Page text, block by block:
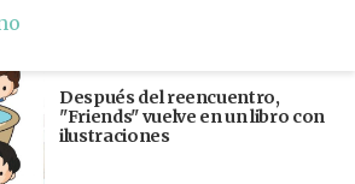
Después del reencuentro,
"Friends" vuelve en un libro con
ilustraciones